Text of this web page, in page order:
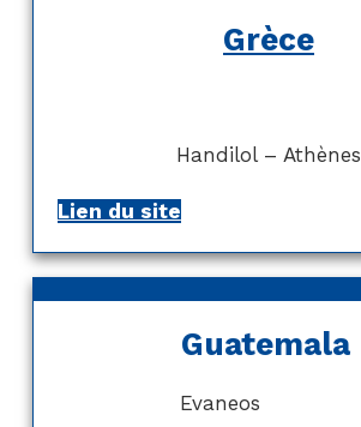
Grèce
Handilol – Athènes
Lien du site
Guatemala
Evaneos